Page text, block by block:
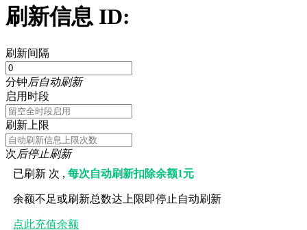
刷新信息 ID:
刷新间隔
分钟后自动刷新
启用时段
刷新上限
次后停止刷新
已刷新 次 ,每次自动刷新扣除余额1元
余额不足或刷新总数达上限即停止自动刷新
点此充值余额